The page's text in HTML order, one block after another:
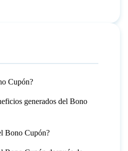
Cupón?
generados del Bono
Bono Cupón?